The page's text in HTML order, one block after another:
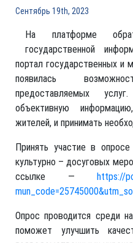
Сентябрь 19th, 2023
На платформе
государственной
портал государственных и
появилась
предоставляемых
объективную
жителей, и принимать
Принять участие в
культурно – досуговых
ссылке — https://
Опрос проводится среди
поможет улучшить